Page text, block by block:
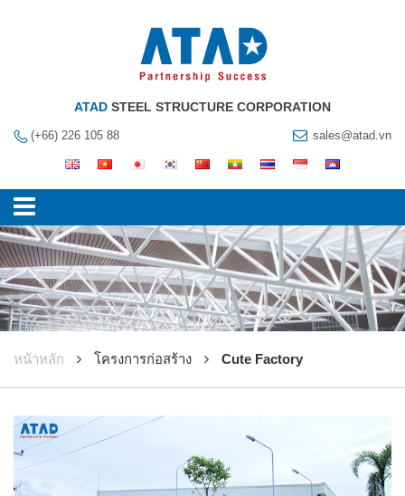
ATAD STEEL STRUCTURE CORPORATION
(+66) 226 105 88 sales@atad.vn
หน้าหลัก โครงการก่อสร้าง Cute Factory